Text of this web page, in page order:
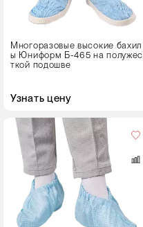
194-200
Многоразовые высокие бахил
ы Юниформ Б-465 на полужес
ткой подошве
Узнать цену
42
43
44
45
46
47
Рост
146-152
Пол
женский
мужской
Размер
40-42